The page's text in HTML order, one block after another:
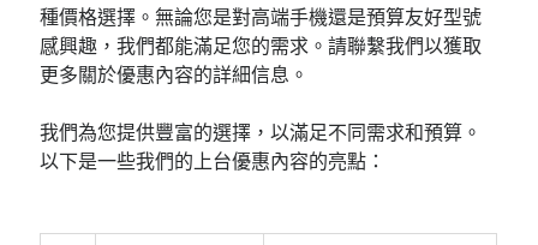
種價格選擇。無論您是對高端手機還是預算友好型號
感興趣，我們都能滿足您的需求。請聯繫我們以獲取
更多關於優惠內容的詳細信息。
我們為您提供豐富的選擇，以滿足不同需求和預算。
以下是一些我們的上台優惠內容的亮點：